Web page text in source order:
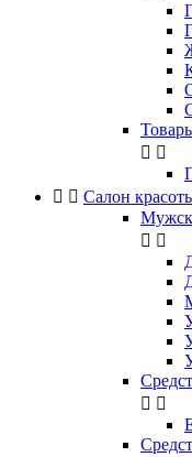
 
  Салон
 
 